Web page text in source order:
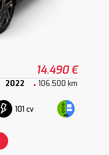
14.490 €
2022 106.500 km
101 cv